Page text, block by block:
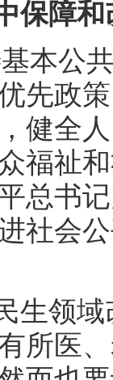
保障
本公
先政
健全
福祉
总书
社会
生领
所医